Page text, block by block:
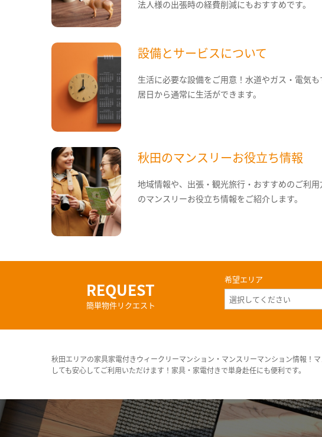
法人様の出張時の経費削減にもおすすめです。
設備とサービスについて
生活に必要な設備をご用意！水道やガス・電気も
居日から通常に生活ができます。
秋田のマンスリーお役立ち情報
地域情報や、出張・観光旅行・おすすめのご利用
のマンスリーお役立ち情報をご紹介します。
REQUEST
簡単物件リクエスト
希望エリア
秋田エリアの家具家電付きウィークリーマンション・マンスリーマンション情報！
しても安心してご利用いただけます！家具・家電付きで単身赴任にも便利です。